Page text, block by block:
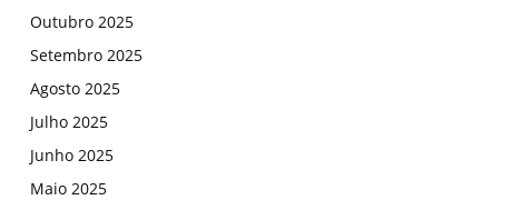
Outubro 2025
Setembro 2025
Agosto 2025
Julho 2025
Junho 2025
Maio 2025